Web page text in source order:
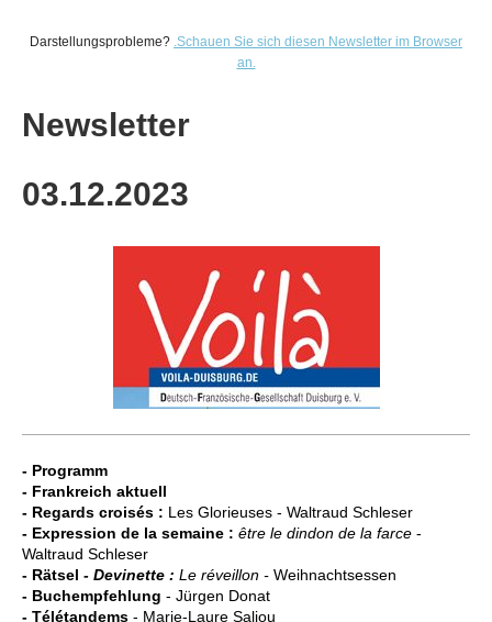
Darstellungsprobleme? .Schauen Sie sich diesen Newsletter im Browser
an.
Newsletter
03.12.2023
- Programm
- Frankreich aktuell
- Regards croisés : Les Glorieuses - Waltraud Schleser
- Expression de la semaine : être le dindon de la farce -
Waltraud Schleser
- Rätsel - Devinette : Le réveillon - Weihnachtsessen
- Buchempfehlung - Jürgen Donat
- Télétandems - Marie-Laure Saliou